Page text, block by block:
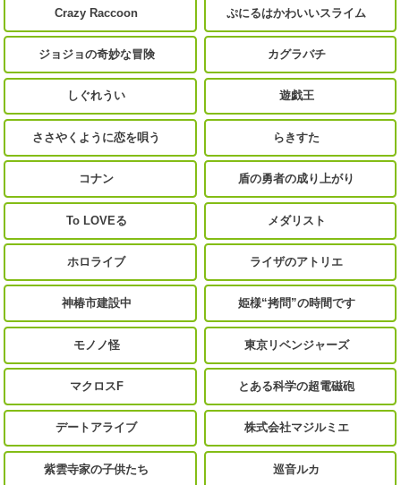
Crazy Raccoon ぷにるはかわいいスライム
ジョジョの奇妙な冒険 カグラバチ
しぐれうい 遊戯王
ささやくように恋を唄う らきすた
コナン 盾の勇者の成り上がり
To LOVEる メダリスト
ホロライブ ライザのアトリエ
神椿市建設中 姫様“拷問”の時間です
モノノ怪 東京リベンジャーズ
マクロスF とある科学の超電磁砲
デートアライブ 株式会社マジルミエ
紫雲寺家の子供たち 巡音ルカ